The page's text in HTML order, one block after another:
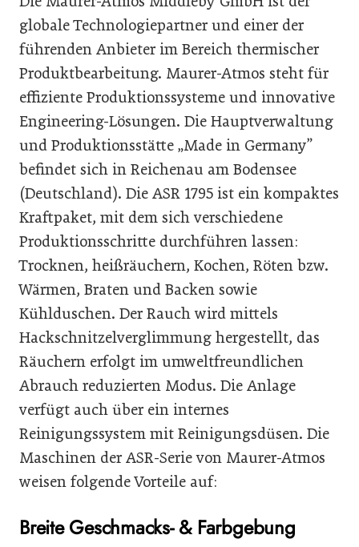
globale Technologiepartner und einer der
führenden Anbieter im Bereich thermischer
Produktbearbeitung. Maurer-Atmos steht für
effiziente Produktionssysteme und innovative
Engineering-Lösungen. Die Hauptverwaltung
und Produktionsstätte „Made in Germany”
befindet sich in Reichenau am Bodensee
(Deutschland). Die ASR 1795 ist ein kompaktes
Kraftpaket, mit dem sich verschiedene
Produktionsschritte durchführen lassen:
Trocknen, heißräuchern, Kochen, Röten bzw.
Wärmen, Braten und Backen sowie
Kühlduschen. Der Rauch wird mittels
Hackschnitzelverglimmung hergestellt, das
Räuchern erfolgt im umweltfreundlichen
Abrauch reduzierten Modus. Die Anlage
verfügt auch über ein internes
Reinigungssystem mit Reinigungsdüsen. Die
Maschinen der ASR-Serie von Maurer-Atmos
weisen folgende Vorteile auf:
Breite Geschmacks- & Farbgebung